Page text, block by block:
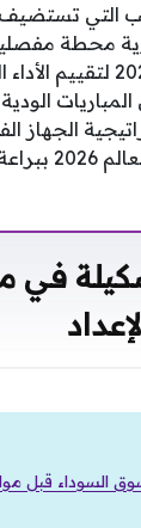
التي تستضيف
محطة
الاستعداد لكأس العالم 2026
الجهاز
مراحل
في
السوداء قبل